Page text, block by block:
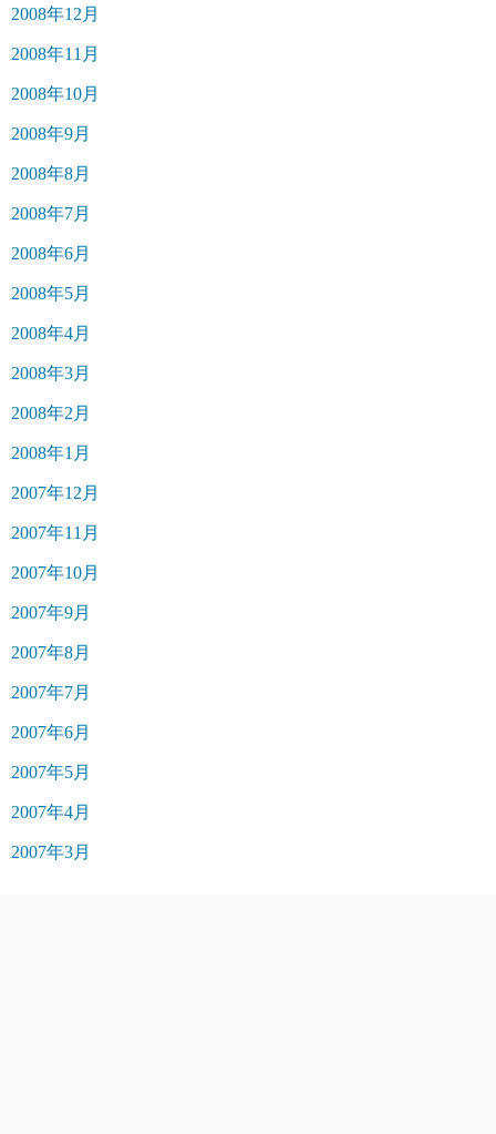
2008年12月
2008年11月
2008年10月
2008年9月
2008年8月
2008年7月
2008年6月
2008年5月
2008年4月
2008年3月
2008年2月
2008年1月
2007年12月
2007年11月
2007年10月
2007年9月
2007年8月
2007年7月
2007年6月
2007年5月
2007年4月
2007年3月